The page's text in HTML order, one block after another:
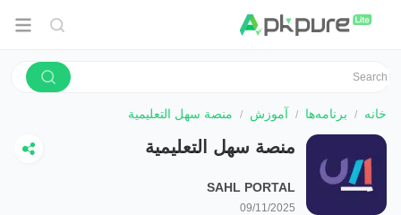
خانه برنامه‌ها آموزش منصة سهل التعليمية
منصة سهل التعليمية
SAHL PORTAL
09/11/2025